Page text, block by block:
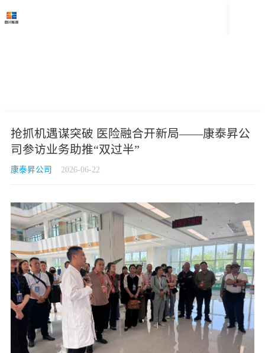
抢抓机遇谋突破 医险融合开新局——康泰昇公
司参访业务助推“双过半”
康泰昇公司 2026-06-22